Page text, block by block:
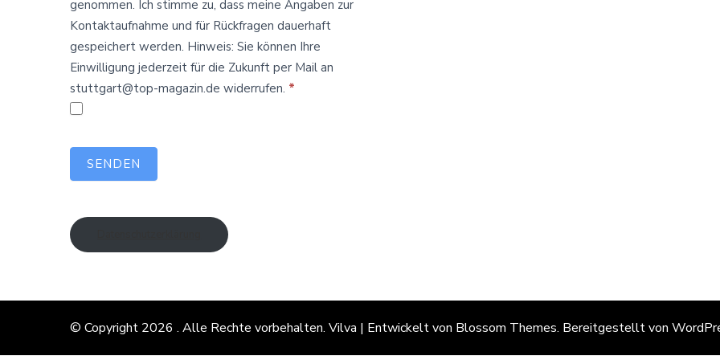
genommen. Ich stimme zu, dass meine Angaben zur
Kontaktaufnahme und für Rückfragen dauerhaft
gespeichert werden. Hinweis: Sie können Ihre
Einwilligung jederzeit für die Zukunft per Mail an
stuttgart@top-magazin.de widerrufen. *
SENDEN
© Copyright 2026 . Alle Rechte vorbehalten. Vilva | Entwickelt von Blossom Themes. Bereitgestellt von